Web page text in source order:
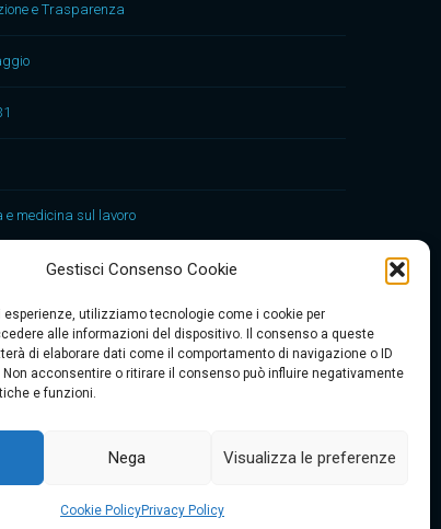
Gestisci Consenso Cookie
esperienze, utilizziamo tecnologie come i cookie per
alle informazioni del dispositivo. Il consenso a queste
di elaborare dati come il comportamento di navigazione o ID
acconsentire o ritirare il consenso può influire negativamente
e funzioni.
Nega Visualizza le preferenze
Cookie PolicyPrivacy Policy
e Trasparenza
e medicina sul lavoro
Contattaci
|